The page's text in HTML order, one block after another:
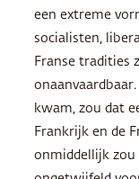
een extreme
socialisten,
Franse tradities
kwam, zou dat
Frankrijk en de
onmiddellijk zou